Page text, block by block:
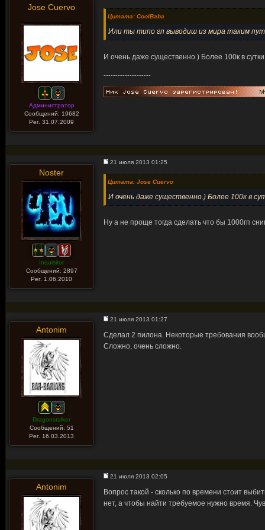
Jose Cuervo
Администратор
Сообщений: 19682
Рег. 31.07.2009
Цитата: CoolBaba
Или ты типо гп выводиш из мира таким
И очень даже существенно.) Более 100к в сутки
--------------------
Noster
Inquisitor
Сообщений: 2897
Рег. 1.06.2010
21 июля 2013 01:25
Цитата: Jose Cuervo
И очень даже существенно.) Более 100к в
Ну а не проще тогда сделать что бы 1000гп
Antonim
Dragonstalker
Сообщений: 51
Рег. 16.03.2013
21 июля 2013 01:27
Сделал 2 пилона. Некоторые требования
Сложно, очень сложно.
Antonim
21 июля 2013 02:05
Вопрос такой - сколько по времени стоит
нет, а чтобы найти требуемое нужно время.